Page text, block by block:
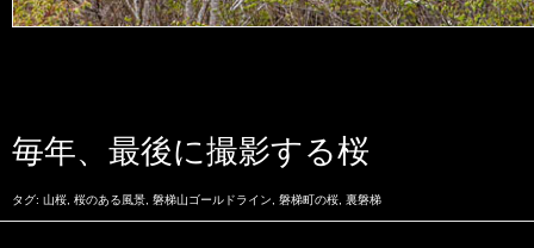
毎年、最後に撮影する桜
タグ: 山桜 桜のある風景 磐梯山ゴールドライン 磐梯町の桜 裏磐梯